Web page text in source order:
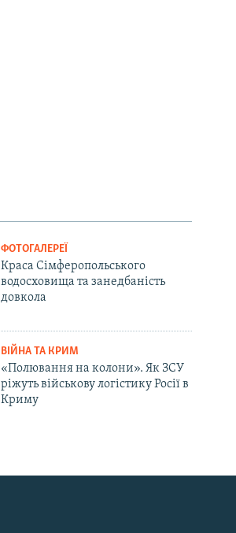
ФОТОГАЛЕРЕЇ
Краса Сімферопольського
водосховища та занедбаність
довкола
ВІЙНА ТА КРИМ
«Полювання на колони». Як ЗСУ
ріжуть військову логістику Росії в
Криму